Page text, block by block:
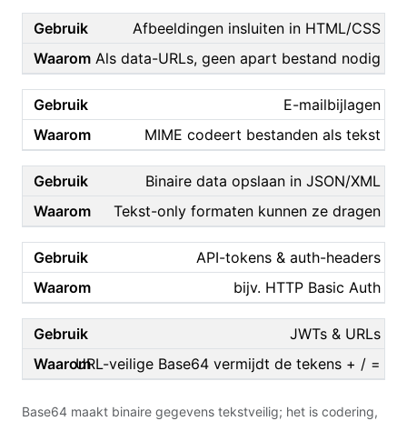
Afbeeldingen insluiten in HTML/CSS
Als data-URLs, geen apart bestand nodig
E-mailbijlagen
MIME codeert bestanden als tekst
Binaire data opslaan in JSON/XML
Tekst-only formaten kunnen ze dragen
API-tokens & auth-headers
bijv. HTTP Basic Auth
JWTs & URLs
URL-veilige Base64 vermijdt de tekens + / =
Base64 maakt binaire gegevens tekstveilig; het is codering,